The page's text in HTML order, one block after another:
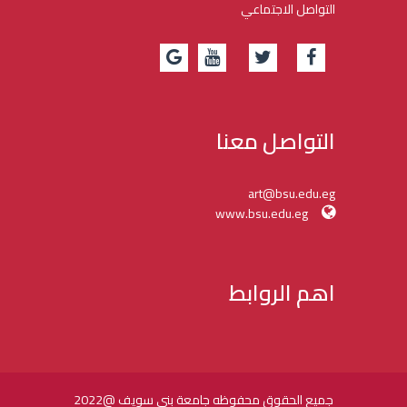
التواصل الاجتماعي
التواصل معنا
art@bsu.edu.eg
www.bsu.edu.eg
اهم الروابط
جميع الحقوق محفوظه جامعة بني سويف @2022